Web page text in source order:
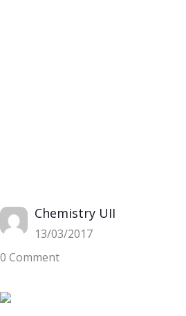
Chemistry UII
13/03/2017
0 Comment